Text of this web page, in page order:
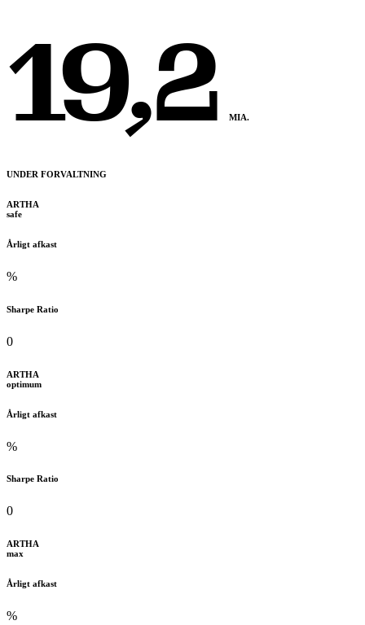
19,2MIA.
UNDER FORVALTNING
ARTHA
safe
Årligt afkast
%
Sharpe Ratio
0
ARTHA
optimum
Årligt afkast
%
Sharpe Ratio
0
ARTHA
max
Årligt afkast
%